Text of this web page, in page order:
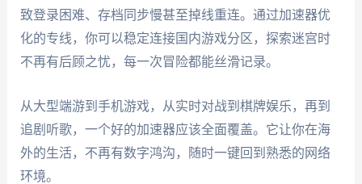
致登录困难、存档同步慢甚至掉线重连。通过加速器优
化的专线，你可以稳定连接国内游戏分区，探索迷宫时
不再有后顾之忧，每一次冒险都能丝滑记录。
从大型端游到手机游戏，从实时对战到棋牌娱乐，再到
追剧听歌，一个好的加速器应该全面覆盖。它让你在海
外的生活，不再有数字鸿沟，随时一键回到熟悉的网络
环境。